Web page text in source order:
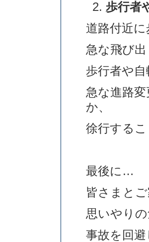
歩行者
道路付近
急な飛び
歩行者や
急な進路
か、
徐行する
最後に…
皆さまと
思いやり
事故を回